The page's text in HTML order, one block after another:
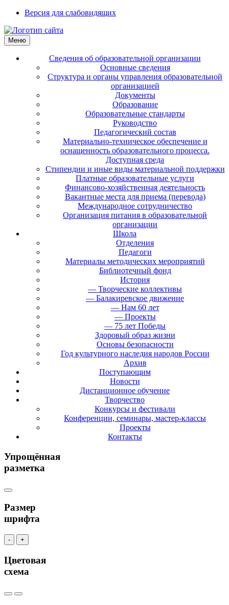
Версия для слабовидящих
Меню
Сведения об образовательной организации
Основные сведения
Структура и органы управления образовательной
организацией
Документы
Образование
Образовательные стандарты
Руководство
Педагогический состав
Материально-техническое обеспечение и
оснащенность образовательного процесса.
Доступная среда
Стипендии и иные виды материальной поддержки
Платные образовательные услуги
Финансово-хозяйственная деятельность
Вакантные места для приема (перевода)
Международное сотрудничество
Организация питания в образовательной
организации
Школа
Отделения
Педагоги
Материалы методических мероприятий
Библиотечный фонд
История
— Творческие коллективы
— Балакиревское движение
— Нам 60 лет
— Проекты
— 75 лет Победы
Здоровый образ жизни
Основы безопасности
Год культурного наследия народов России
Архив
Поступающим
Новости
Дистанционное обучение
Творчество
Конкурсы и фестивали
Конференции, семинары, мастер-классы
Проекты
Контакты
Упрощённая
разметка
Размер
шрифта
- +
Цветовая
схема